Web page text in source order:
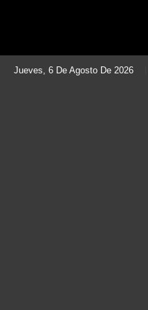
Jueves, 6 De Agosto De 2026